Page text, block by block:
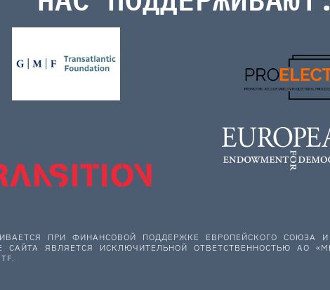
ПРИ ФИНАНСОВОЙ ПОДДЕРЖКЕ ЕВРОПЕЙСКОГО
САЙТА ЯВЛЯЕТСЯ ИСКЛЮЧИТЕЛЬНОЙ ОТВЕТСТВЕННОСТЬЮ АО